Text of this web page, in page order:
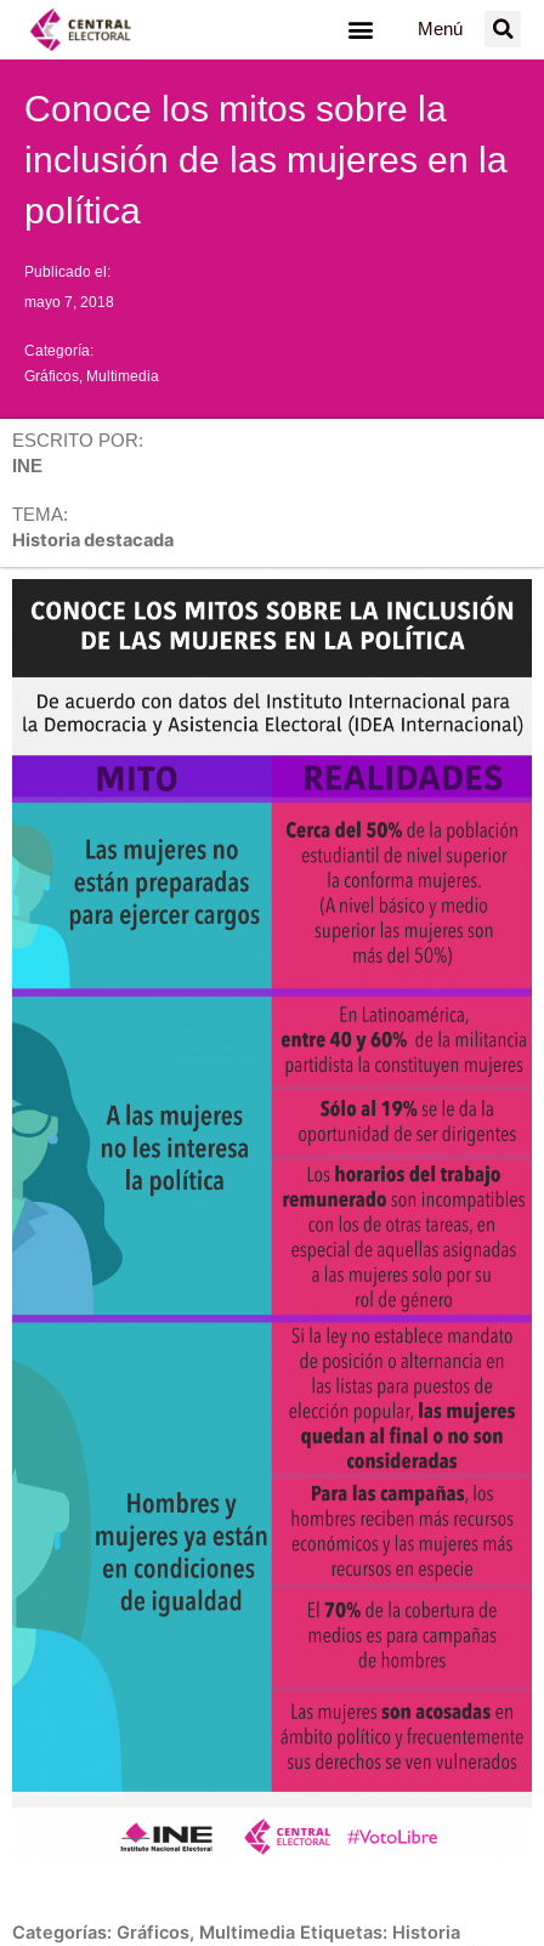
Menú
Conoce los mitos sobre la
inclusión de las mujeres en la
política
Publicado el:
mayo 7, 2018
Categoría:
Gráficos Multimedia
ESCRITO POR:
INE
TEMA:
Historia destacada
Categorías: Gráficos, Multimedia Etiquetas: Historia